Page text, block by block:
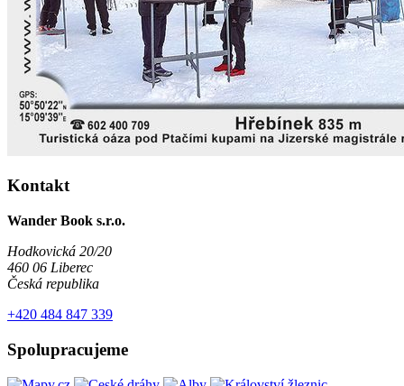
Kontakt
Wander Book s.r.o.
Hodkovická 20/20
460 06 Liberec
Česká republika
+420 484 847 339
Spolupracujeme